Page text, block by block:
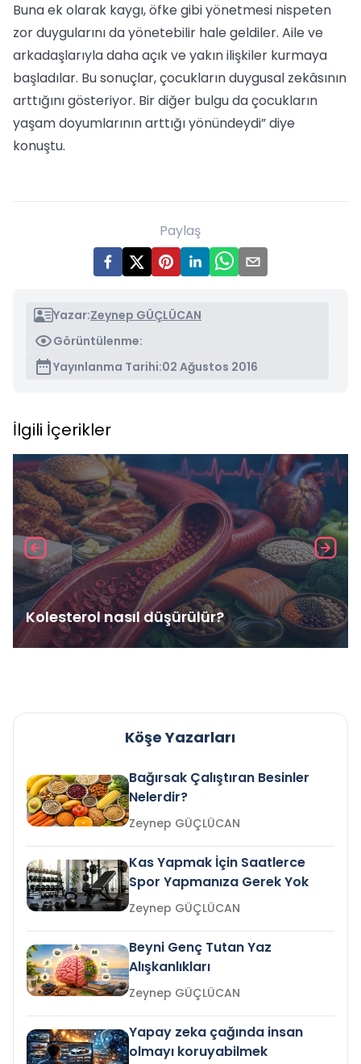
Buna ek olarak kaygı, öfke gibi yönetmesi nispeten
zor duygularını da yönetebilir hale geldiler. Aile ve
arkadaşlarıyla daha açık ve yakın ilişkiler kurmaya
başladılar. Bu sonuçlar, çocukların duygusal zekâsının
arttığını gösteriyor. Bir diğer bulgu da çocukların
yaşam doyumlarının arttığı yönündeydi” diye
konuştu.
Paylaş
Yazar:Zeynep GÜÇLÜCAN
Görüntülenme:
Yayınlanma Tarihi:02 Ağustos 2016
İlgili İçerikler
Kolesterol nasıl düşürülür?
Köşe Yazarları
Bağırsak Çalıştıran Besinler
Nelerdir?
Zeynep GÜÇLÜCAN
Kas Yapmak İçin Saatlerce
Spor Yapmanıza Gerek Yok
Zeynep GÜÇLÜCAN
Beyni Genç Tutan Yaz
Alışkanlıkları
Zeynep GÜÇLÜCAN
Yapay zeka çağında insan
olmayı koruyabilmek